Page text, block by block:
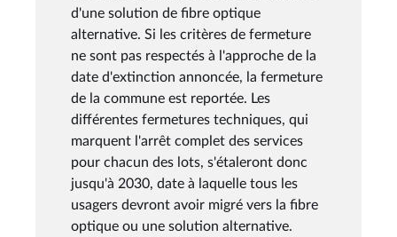
d'une solution de fibre optique
alternative. Si les critères de fermeture
ne sont pas respectés à l'approche de la
date d'extinction annoncée, la fermeture
de la commune est reportée. Les
différentes fermetures techniques, qui
marquent l'arrêt complet des services
pour chacun des lots, s'étaleront donc
jusqu'à 2030, date à laquelle tous les
usagers devront avoir migré vers la fibre
optique ou une solution alternative.